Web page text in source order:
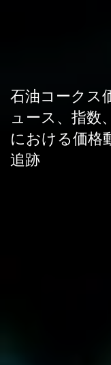
石油コークス
ュース、指数
における価
追跡